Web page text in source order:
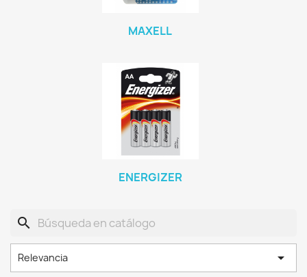
MAXELL
ENERGIZER
search
Relevancia 